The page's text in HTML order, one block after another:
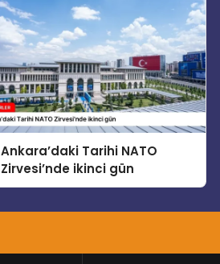
Ankara’daki Tarihi NATO
Zirvesi’nde ikinci gün